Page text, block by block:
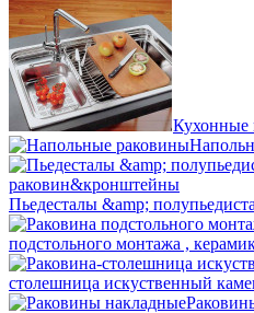
Кухонные
Пьедесталы &amp;
подстольного монтажа ,
столешница искуственный